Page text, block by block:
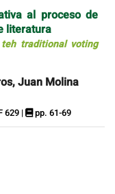
al proceso de
literatura
traditional voting
Juan Molina
629 | pp. 61-69